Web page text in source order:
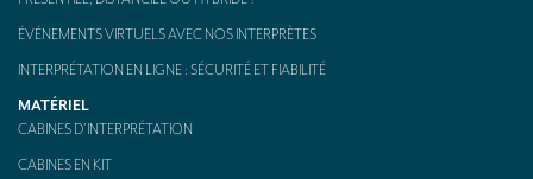
ÉVÉNEMENTS VIRTUELS AVEC NOS INTERPRÈTES
INTERPRÉTATION EN LIGNE : SÉCURITÉ ET FIABILITÉ
MATÉRIEL
CABINES D’INTERPRÉTATION
CABINES EN KIT